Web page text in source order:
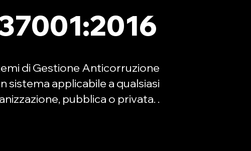
di Gestione Anticorruzione
sistema applicabile a qualsiasi
pubblica o privata. .